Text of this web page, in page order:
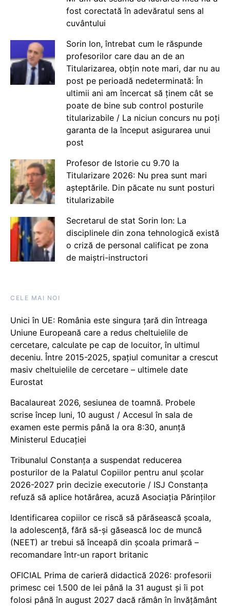
fost corectată în adevăratul sens al
cuvântului
Sorin Ion, întrebat cum le răspunde
profesorilor care dau an de an
Titularizarea, obțin note mari, dar nu au
post pe perioadă nedeterminată: În
ultimii ani am încercat să ținem cât se
poate de bine sub control posturile
titularizabile / La niciun concurs nu poți
garanta de la început asigurarea unui
post
Profesor de Istorie cu 9.70 la
Titularizare 2026: Nu prea sunt mari
așteptările. Din păcate nu sunt posturi
titularizabile
Secretarul de stat Sorin Ion: La
disciplinele din zona tehnologică există
o criză de personal calificat pe zona
de maiștri-instructori
CELE MAI NOI
Unici în UE: România este singura țară din întreaga
Uniune Europeană care a redus cheltuielile de
cercetare, calculate pe cap de locuitor, în ultimul
deceniu. Între 2015-2025, spațiul comunitar a crescut
masiv cheltuielile de cercetare – ultimele date
Eurostat
Bacalaureat 2026, sesiunea de toamnă. Probele
scrise încep luni, 10 august / Accesul în sala de
examen este permis până la ora 8:30, anunță
Ministerul Educației
Tribunalul Constanța a suspendat reducerea
posturilor de la Palatul Copiilor pentru anul școlar
2026-2027 prin decizie executorie / ISJ Constanța
refuză să aplice hotărârea, acuză Asociația Părinților
Identificarea copiilor ce riscă să părăsească școala,
la adolescență, fără să-și găsească loc de muncă
(NEET) ar trebui să înceapă din școala primară –
recomandare într-un raport britanic
OFICIAL Prima de carieră didactică 2026: profesorii
primesc cei 1.500 de lei până la 31 august și îi pot
folosi până în august 2027 dacă rămân în învățământ